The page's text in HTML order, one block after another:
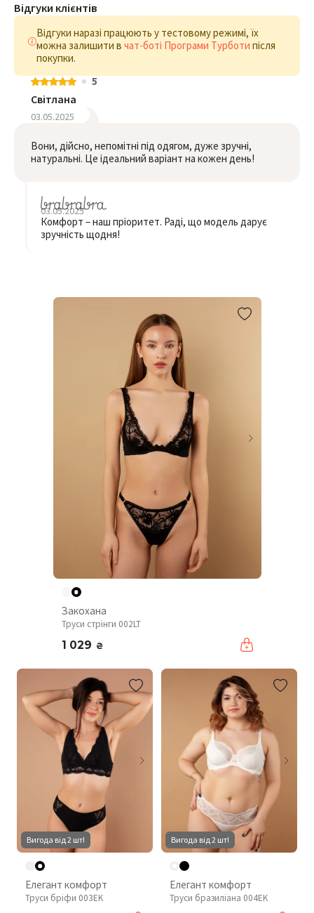
Відгуки клієнтів
Відгуки наразі працюють у тестовому режимі, їх
можна залишити в чат-боті Програми Турботи після
покупки.
5
Світлана
03.05.2025
Вони, дійсно, непомітні під одягом, дуже зручні,
натуральні. Це ідеальний варіант на кожен день!
03.05.2025
Комфорт – наш пріоритет. Раді, що модель дарує
зручність щодня!
Закохана
Труси стрінги 002LT
1 029 ₴
Вигода від 2 шт!
Елегант комфорт
Труси бріфи 003EK
Вигода від 2 шт!
Елегант комфорт
Труси бразиліана 004EK